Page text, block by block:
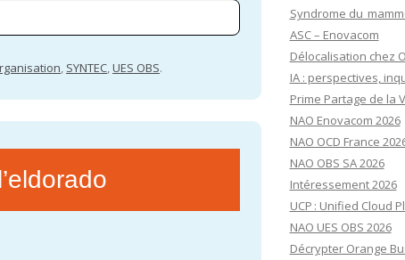
, SYNTEC,UES OBS.
Syndrome du
ASC – Enovacom
Délocalisation chez
IA : perspectives,
Prime Partage de la
NAO Enovacom 2026
NAO OCD France
NAO OBS SA 2026
Intéressement 2026
UCP : Unified Cloud
NAO UES OBS 2026
Décrypter Orange